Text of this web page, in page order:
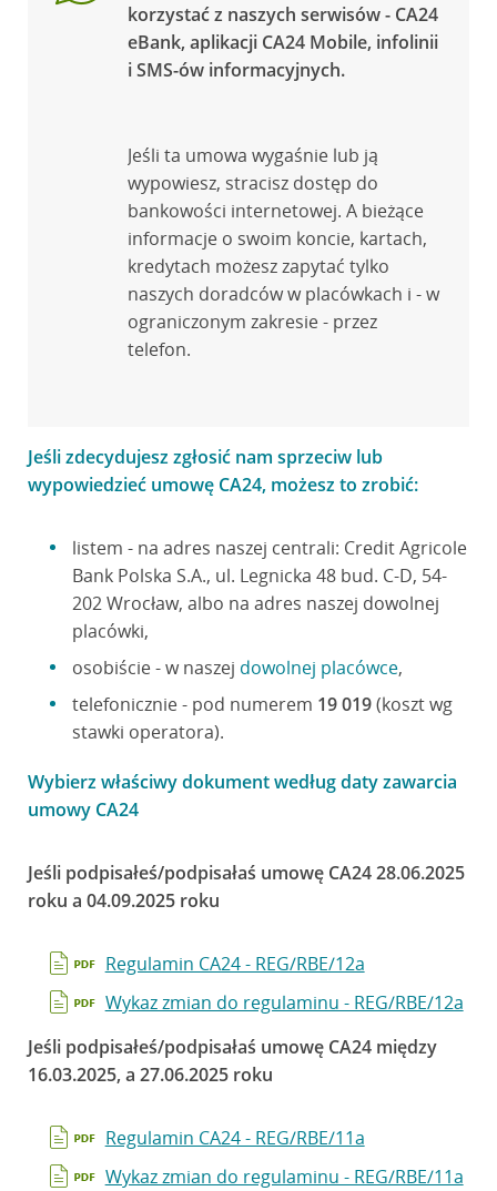
korzystać z naszych serwisów - CA24
eBank, aplikacji CA24 Mobile, infolinii
i SMS-ów informacyjnych.
Jeśli ta umowa wygaśnie lub ją
wypowiesz, stracisz dostęp do
bankowości internetowej. A bieżące
informacje o swoim koncie, kartach,
kredytach możesz zapytać tylko
naszych doradców w placówkach i - w
ograniczonym zakresie - przez
telefon.
Jeśli zdecydujesz zgłosić nam sprzeciw lub
wypowiedzieć umowę CA24, możesz to zrobić:
listem - na adres naszej centrali: Credit Agricole
Bank Polska S.A., ul. Legnicka 48 bud. C-D, 54-
202 Wrocław, albo na adres naszej dowolnej
placówki,
osobiście - w naszej dowolnej placówce,
telefonicznie - pod numerem 19 019(koszt wg
stawki operatora).
Wybierz właściwy dokument według daty zawarcia
umowy CA24
Jeśli podpisałeś/podpisałaś umowę CA24 28.06.2025
roku a 04.09.2025 roku
Regulamin CA24 - REG/RBE/12a
Wykaz zmian do regulaminu - REG/RBE/12a
Jeśli podpisałeś/podpisałaś umowę CA24 między
16.03.2025, a 27.06.2025 roku
Regulamin CA24 - REG/RBE/11a
Wykaz zmian do regulaminu - REG/RBE/11a